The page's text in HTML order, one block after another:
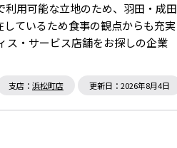
用可能な立地のため、羽田・成田
ているため食事の観点からも充実
・サービス店舗をお探しの企業
支店： 浜松町店 更新日：2026年8月4日